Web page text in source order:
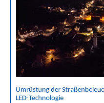
Umrüstung der
LED-Technologie